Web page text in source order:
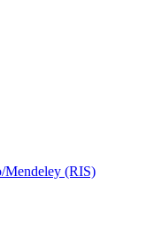
Mendeley (RIS)